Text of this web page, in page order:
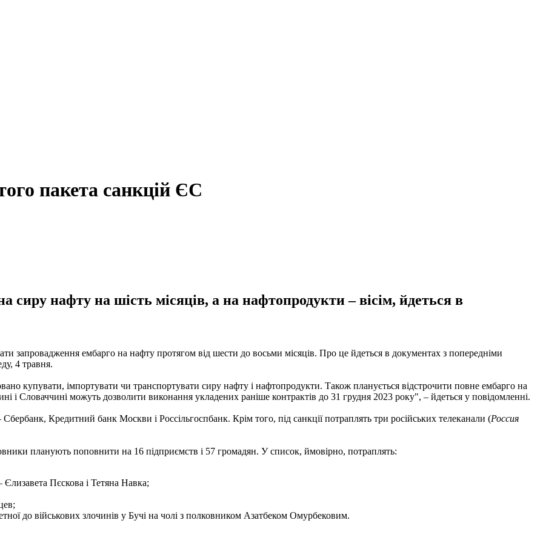
пакета санкцій ЄС
сиру нафту на шість місяців, а на нафтопродукти – вісім, йдеться в
запровадження ембарго на нафту протягом від шести до восьми місяців. Про це йдеться в документах з попередніми
4 травня.
купувати, імпортувати чи транспортувати сиру нафту і нафтопродукти. Також планується відстрочити повне ембарго на
і Словаччині можуть дозволити виконання укладених раніше контрактів до 31 грудня 2023 року", – йдеться у повідомленні.
Кредитний банк Москви і Россільгоспбанк. Крім того, під санкції потраплять три російських телеканали (Россия
планують поповнити на 16 підприємств і 57 громадян. У список, ймовірно, потраплять:
Пєскова і Тетяна Навка;
до військових злочинів у Бучі на чолі з полковником Азатбеком Омурбековим.